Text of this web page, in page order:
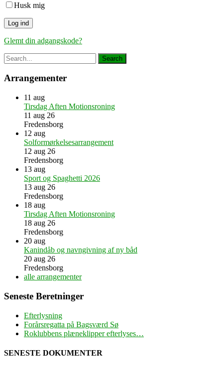
Husk mig
Glemt din adgangskode?
Arrangementer
11 aug
Tirsdag Aften Motionsroning
11 aug 26
Fredensborg
12 aug
Solformørkelsesarrangement
12 aug 26
Fredensborg
13 aug
Sport og Spaghetti 2026
13 aug 26
Fredensborg
18 aug
Tirsdag Aften Motionsroning
18 aug 26
Fredensborg
20 aug
Kanindåb og navngivning af ny båd
20 aug 26
Fredensborg
alle arrangementer
Seneste Beretninger
Efterlysning
Forårsregatta på Bagsværd Sø
Roklubbens plæneklipper efterlyses…
SENESTE DOKUMENTER